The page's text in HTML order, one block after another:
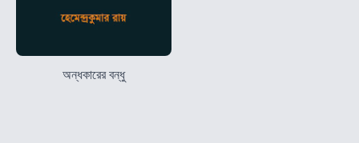
অন্ধকারের বন্ধু